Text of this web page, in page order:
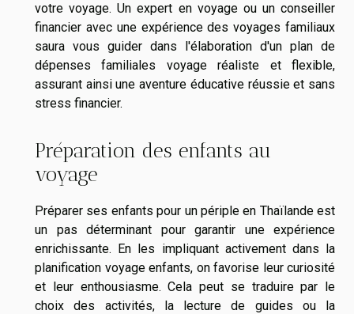
votre voyage. Un expert en voyage ou un conseiller
financier avec une expérience des voyages familiaux
saura vous guider dans l'élaboration d'un plan de
dépenses familiales voyage réaliste et flexible,
assurant ainsi une aventure éducative réussie et sans
stress financier.
Préparation des enfants au
voyage
Préparer ses enfants pour un périple en Thaïlande est
un pas déterminant pour garantir une expérience
enrichissante. En les impliquant activement dans la
planification voyage enfants, on favorise leur curiosité
et leur enthousiasme. Cela peut se traduire par le
choix des activités, la lecture de guides ou la